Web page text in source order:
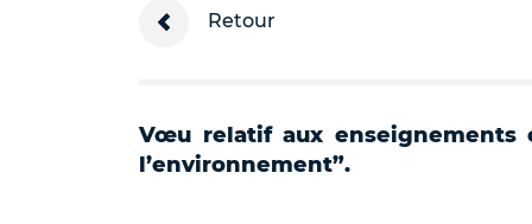
Retour
Vœu relatif aux enseignements
l’environnement”.